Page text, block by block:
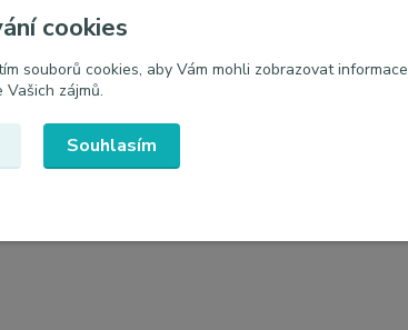
cookies
souborů cookies, aby Vám mohli zobrazovat informace
Vašich zájmů.
Souhlasím